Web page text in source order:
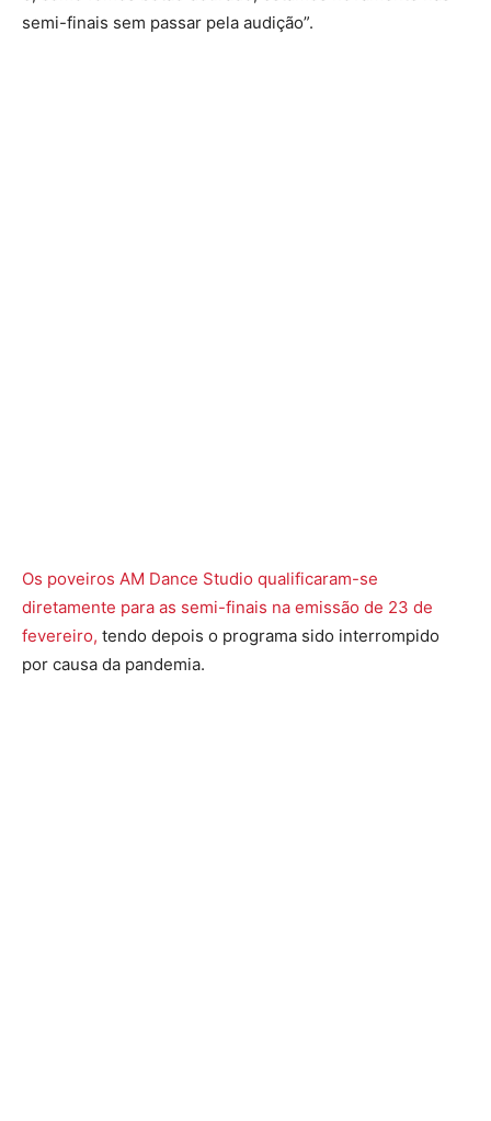
semi-finais sem passar pela audição”.
Os poveiros AM Dance Studio qualificaram-se
diretamente para as semi-finais na emissão de 23 de
fevereiro, tendo depois o programa sido interrompido
por causa da pandemia.